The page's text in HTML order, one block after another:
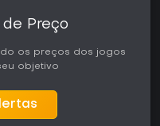
Preço
os preços dos jogos
objetivo